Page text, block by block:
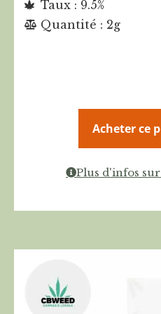
Taux : 9.5%
Quantité : 2g
Acheter ce
Plus d'infos